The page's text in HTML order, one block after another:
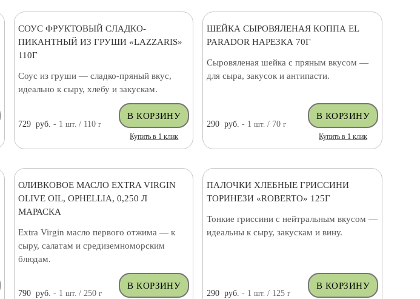
СОУС ФРУКТОВЫЙ СЛАДКО-
ПИКАНТНЫЙ ИЗ ГРУШИ «LAZZARIS»
110Г
Соус из груши — сладко-пряный вкус,
идеально к сыру, хлебу и закускам.
729 руб. - 1 шт. / 110 г
Купить в 1 клик
ШЕЙКА СЫРОВЯЛЕНАЯ КОППА EL
PARADOR НАРЕЗКА 70Г
Сыровяленая шейка с пряным вкусом —
для сыра, закусок и антипасти.
290 руб. - 1шт. / 70г
Купить в 1 клик
ОЛИВКОВОЕ МАСЛО EXTRA VIRGIN
OLIVE OIL, OPHELLIA, 0,250 Л
МАРАСКА
Extra Virgin масло первого отжима — к
сыру, салатам и средиземноморским
блюдам.
790 руб. - 1 шт./ 250 г
ПАЛОЧКИ ХЛЕБНЫЕ ГРИССИНИ
ТОРИНЕЗИ «ROBERTO» 125Г
Тонкие гриссини с нейтральным вкусом —
идеальны к сыру, закускам и вину.
290 руб. - 1шт. / 125г